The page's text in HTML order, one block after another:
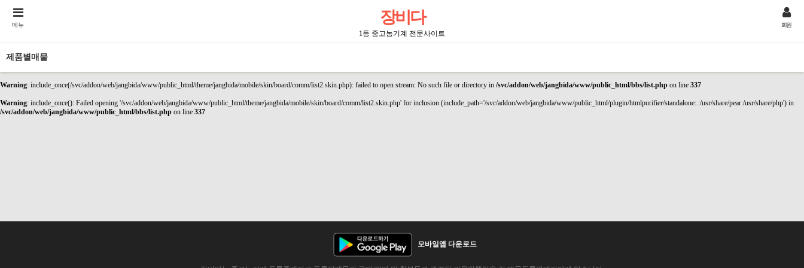
장비다
1등 중고농기계 전문사이트
메뉴 회원
제품별매물
Warning: include_once(/svc/addon/web/jangbida/www/public_html/theme/jangbida/mobile/skin/board/comm/list2.skin.php): failed to open stream: No such file or directory in /svc/addon/web/jangbida/www/public_html/bbs/list.php on line 337
Warning: include_once(): Failed opening '/svc/addon/web/jangbida/www/public_html/theme/jangbida/mobile/skin/board/comm/list2.skin.php' for inclusion (include_path='/svc/addon/web/jangbida/www/public_html/plugin/htmlpurifier/standalone:.:/usr/share/pear:/usr/share/php') in
/svc/addon/web/jangbida/www/public_html/bbs/list.php on line 337
모바일앱 다운로드